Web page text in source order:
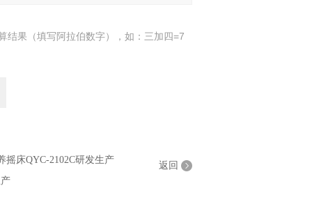
结果（填写阿拉伯数字），如：三加四=7
摇床QYC-2102C研发生产
返回